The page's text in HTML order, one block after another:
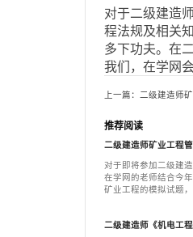
对于二级建造
程法规及相关
多下功夫。在
我们，在学网
上一篇：二级建造师
推荐阅读
二级建造师矿业工程
对于即将参加二级建
在学网的老师结合今
矿业工程的模拟试题
二级建造师《机电工